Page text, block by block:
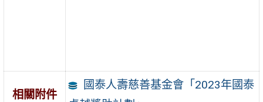
相關附件
國泰人壽慈善基金會「2023年國泰